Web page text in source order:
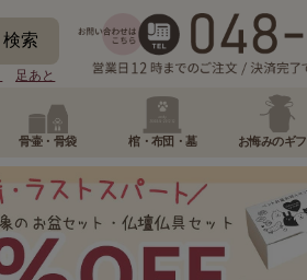
足あと
骨壷・骨袋 棺・布団・墓 お悔みのギ